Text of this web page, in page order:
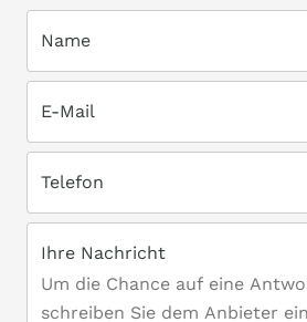
Name
E-Mail
Telefon
Ihre Nachricht